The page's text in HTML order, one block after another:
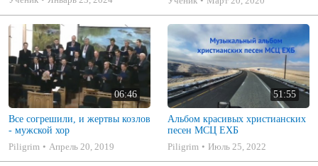
МСЦ ЕХБ) ВСЕ Част
06:46
Все согрешили, и жертвы козлов
- мужской хор
Piligrim
Апрель 20, 2019
51:55
Альбом красивых христианских
песен МСЦ ЕХБ
Piligrim
Июль 25, 2022